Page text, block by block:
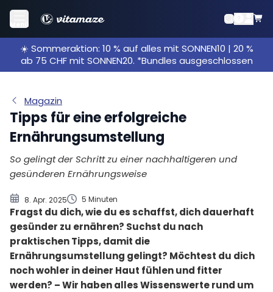
Menü
☀️ Sommeraktion: 10 % auf alles mit SONNEN10 | 20 %
ab 75 CHF mit SONNEN20. *Bundles ausgeschlossen
Magazin
Tipps für eine erfolgreiche
Ernährungsumstellung
So gelingt der Schritt zu einer nachhaltigeren und
gesünderen Ernährungsweise
8. Apr. 2025 5 Minuten
Fragst du dich, wie du es schaffst, dich dauerhaft
gesünder zu ernähren? Suchst du nach
praktischen Tipps, damit die
Ernährungsumstellung gelingt? Möchtest du dich
noch wohler in deiner Haut fühlen und fitter
werden? – Wir haben alles Wissenswerte rund um
Der Erfolg beginnt im Kopf
Mach es dir leicht
Was ist gesunde Ernährung?
Das solltest du immer im Vorratsschrank haben
einfach ersetzen
Kleine Sünden sind gestattet
Selber kochen und geplant einkaufen
Meal Prepping spart Zeit
Das Auge isst mit